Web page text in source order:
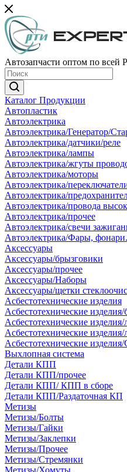
Автозапчасти оптом по всей
Каталог Продукции
Автопластик
Автоэлектрика
Автоэлектрика/Генератор/
Автоэлектрика/датчики/реле
Автоэлектрика/лампы
Автоэлектрика/жгуты
Автоэлектрика/моторы
Автоэлектрика/
Автоэлектрика/
Автоэлектрика/провода
Автоэлектрика/прочее
Автоэлектрика/свечи
Автоэлектрика/Фары, фонари.
Аксессуары
Аксессуары/брызговики
Аксессуары/прочее
Аксессуары/Наборы
Аксессуары/щетки
Асбестотехнические изделия
Асбестотехнические изделия/
Асбестотехнические
Асбестотехнические
Асбестотехнические
Выхлопная система
Детали КПП
Детали КПП/прочее
Детали КПП/ КПП в сборе
Детали КПП/Раздаточная КП
Метизы
Метизы/Болты
Метизы/Гайки
Метизы/Заклепки
Метизы/Прочее
Метизы/Стремянки
Метизы/Хомуты